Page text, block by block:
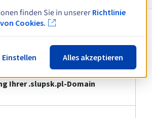
Ihrer .slupsk.pl-Domain
Ihrer .slupsk.pl-Domain
finden Sie in unserer Richtlinie
Cookies.
Einstellen Alles akzeptieren